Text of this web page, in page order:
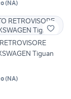
(NA)
Tiguan
(NA)